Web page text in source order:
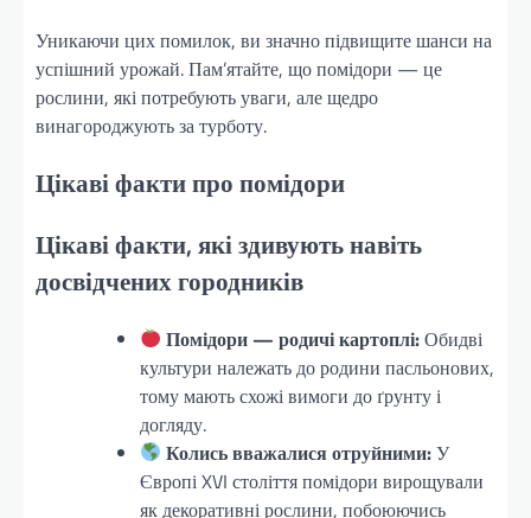
Уникаючи цих помилок, ви значно підвищите шанси на
успішний урожай. Пам’ятайте, що помідори — це
рослини, які потребують уваги, але щедро
винагороджують за турботу.
Цікаві факти про помідори
Цікаві факти, які здивують навіть
досвідчених городників
Помідори — родичі картоплі:Обидві
культури належать до родини пасльонових,
тому мають схожі вимоги до ґрунту і
догляду.
Колись вважалися отруйними:У
Європі XVI століття помідори вирощували
як декоративні рослини, побоюючись